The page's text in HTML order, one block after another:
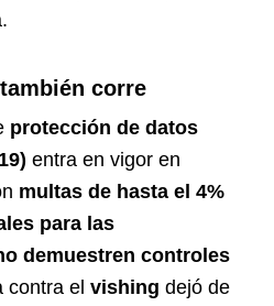
corre
protección de datos
entra en vigor en
multas de hasta el 4%
para las
demuestren controles
contra el vishing dejó de